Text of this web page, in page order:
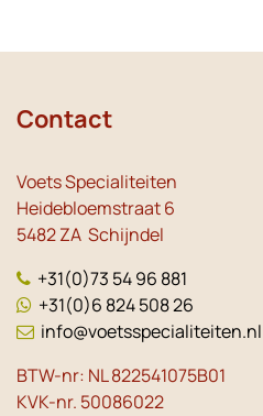
Contact
Voets Specialiteiten
Heidebloemstraat 6
5482 ZA Schijndel
+31(0)73 54 96 881
+31(0)6 824 508 26
info@voetsspecialiteiten.nl
BTW-nr: NL 822541075B01
KVK-nr. 50086022